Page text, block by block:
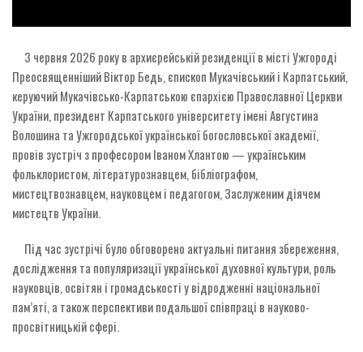
3 червня 2026 року в архиєрейській резиденції в місті Ужгороді
Преосвященніший Віктор Бедь, єпископ Мукачівський і Карпатський,
керуючий Мукачівсько-Карпатською єпархією Православної Церкви
України, президент Карпатського університету імені Августина
Волошина та Ужгородської української богословської академії,
провів зустріч з професором Іваном Хлантою — українським
фольклористом, літературознавцем, бібліографом,
мистецтвознавцем, науковцем і педагогом, Заслуженим діячем
мистецтв України.
Під час зустрічі було обговорено актуальні питання збереження,
дослідження та популяризації української духовної культури, роль
науковців, освітян і громадськості у відродженні національної
пам’яті, а також перспективи подальшої співпраці в науково-
просвітницькій сфері.